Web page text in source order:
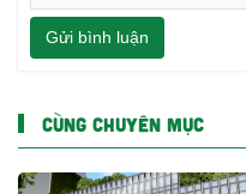
Gửi bình luận
CÙNG CHUYÊN MỤC